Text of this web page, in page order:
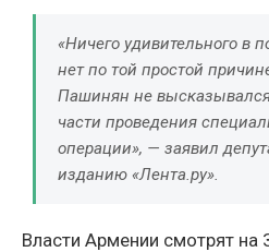
«Ничего удивительного в
нет по той простой
Пашинян не
части проведения
операции», — заявил
изданию «Лента.ру».
Власти Армении смотрят на